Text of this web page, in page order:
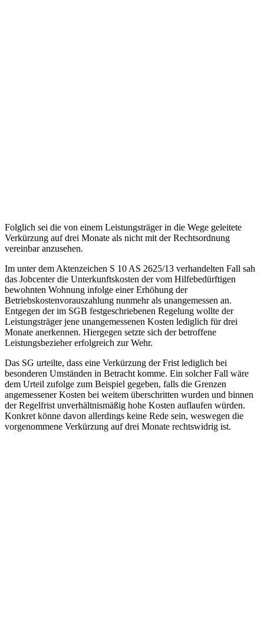
Folglich sei die von einem Leistungsträger in die Wege geleitete
Verkürzung auf drei Monate als nicht mit der Rechtsordnung
vereinbar anzusehen.
Im unter dem Aktenzeichen S 10 AS 2625/13 verhandelten Fall sah
das Jobcenter die Unterkunftskosten der vom Hilfebedürftigen
bewohnten Wohnung infolge einer Erhöhung der
Betriebskostenvorauszahlung nunmehr als unangemessen an.
Entgegen der im SGB festgeschriebenen Regelung wollte der
Leistungsträger jene unangemessenen Kosten lediglich für drei
Monate anerkennen. Hiergegen setzte sich der betroffene
Leistungsbezieher erfolgreich zur Wehr.
Das SG urteilte, dass eine Verkürzung der Frist lediglich bei
besonderen Umständen in Betracht komme. Ein solcher Fall wäre
dem Urteil zufolge zum Beispiel gegeben, falls die Grenzen
angemessener Kosten bei weitem überschritten wurden und binnen
der Regelfrist unverhältnismäßig hohe Kosten auflaufen würden.
Konkret könne davon allerdings keine Rede sein, weswegen die
vorgenommene Verkürzung auf drei Monate rechtswidrig ist.